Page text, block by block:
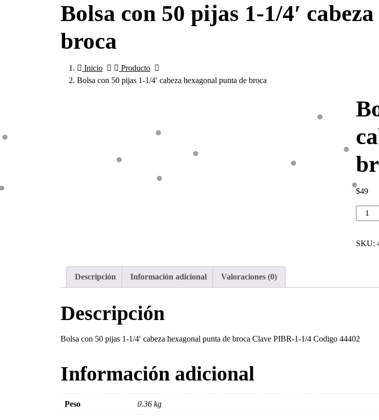
Bolsa con 50 pijas 1-1/4′
broca
Inicio
Producto
Bolsa con 50 pijas 1-1/4′ cabeza hexagonal punta de broca
$49
Bolsa
con
pijas
broca
SKU:
Descripción Información adicional Valoraciones (0)
Descripción
Bolsa con 50 pijas 1-1/4′ cabeza hexagonal punta de broca Clave PIBR-1-1/4 Codigo 44402
Información adicional
Peso 0.36 kg